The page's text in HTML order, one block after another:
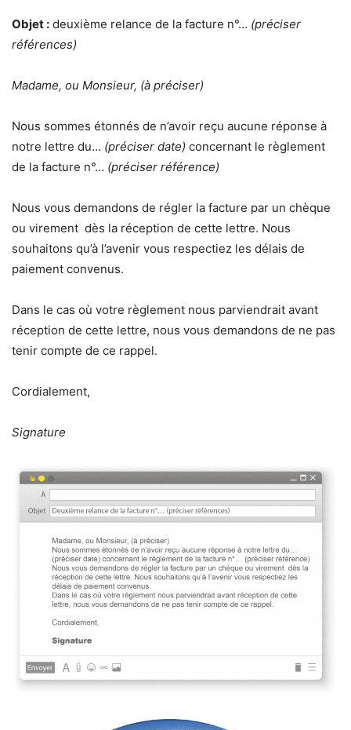
Objet : deuxième relance de la facture n°… (préciser
références)
Madame, ou Monsieur, (à préciser)
Nous sommes étonnés de n’avoir reçu aucune réponse à
notre lettre du… (préciser date) concernant le règlement
de la facture n°… (préciser référence)
Nous vous demandons de régler la facture par un chèque
ou virement dès la réception de cette lettre. Nous
souhaitons qu’à l’avenir vous respectiez les délais de
paiement convenus.
Dans le cas où votre règlement nous parviendrait avant
réception de cette lettre, nous vous demandons de ne pas
tenir compte de ce rappel.
Cordialement,
Signature